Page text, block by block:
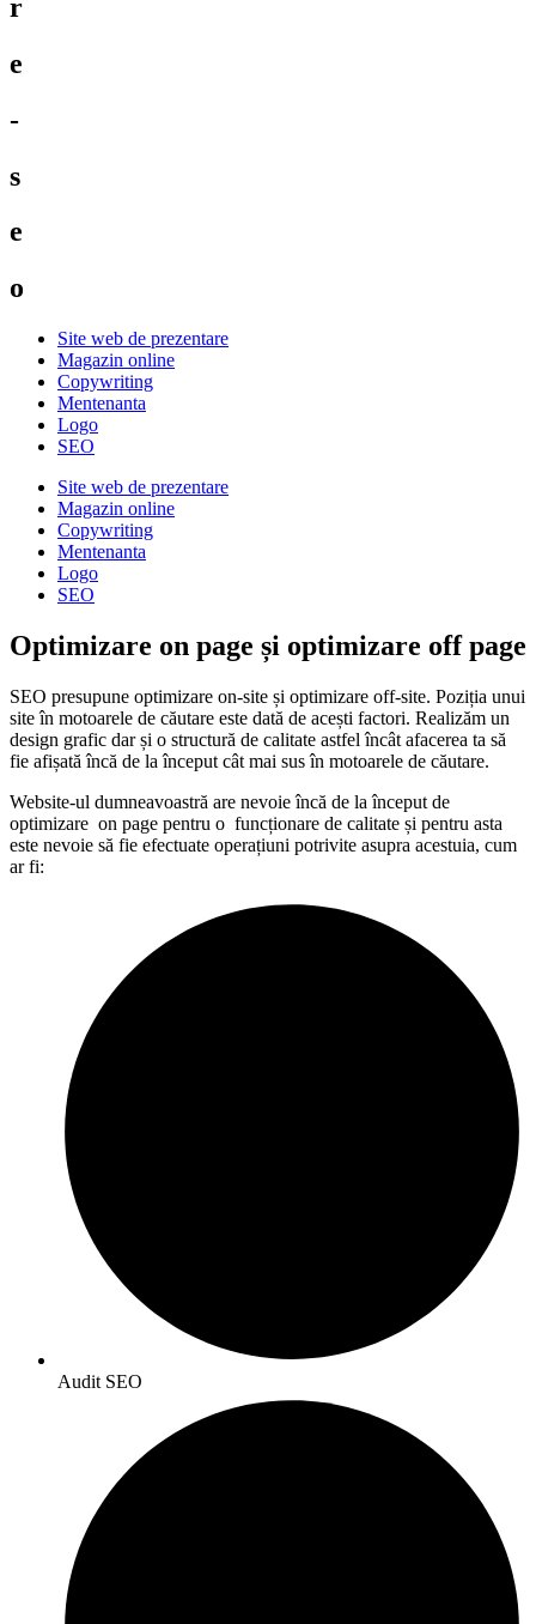
r
e
-
s
e
o
Site web de prezentare
Magazin online
Copywriting
Mentenanta
Logo
SEO
Site web de prezentare
Magazin online
Copywriting
Mentenanta
Logo
SEO
Optimizare on page și optimizare off page
SEO presupune optimizare on-site și optimizare off-site. Poziția unui
site în motoarele de căutare este dată de acești factori. Realizăm un
design grafic dar și o structură de calitate astfel încât afacerea ta să
fie afișată încă de la început cât mai sus în motoarele de căutare.
Website-ul dumneavoastră are nevoie încă de la început de
optimizare on page pentru o funcționare de calitate și pentru asta
este nevoie să fie efectuate operațiuni potrivite asupra acestuia, cum
ar fi:
Audit SEO